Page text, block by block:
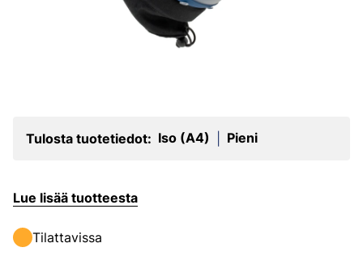
Tulosta tuotetiedot: Iso (A4) Pieni
Lue lisää tuotteesta
Tilattavissa